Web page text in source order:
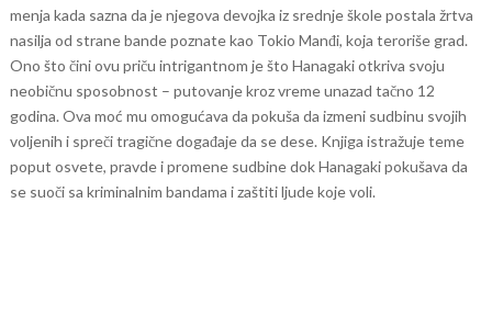
menja kada sazna da je njegova devojka iz srednje škole postala žrtva
nasilja od strane bande poznate kao Tokio Manđi, koja teroriše grad.
Ono što čini ovu priču intrigantnom je što Hanagaki otkriva svoju
neobičnu sposobnost – putovanje kroz vreme unazad tačno 12
godina. Ova moć mu omogućava da pokuša da izmeni sudbinu svojih
voljenih i spreči tragične događaje da se dese. Knjiga istražuje teme
poput osvete, pravde i promene sudbine dok Hanagaki pokušava da
se suoči sa kriminalnim bandama i zaštiti ljude koje voli.